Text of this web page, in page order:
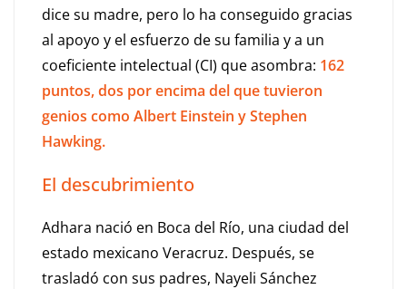
dice su madre, pero lo ha conseguido gracias
al apoyo y el esfuerzo de su familia y a un
coeficiente intelectual (CI) que asombra: 162
puntos, dos por encima del que tuvieron
genios como Albert Einstein y Stephen
Hawking.
El descubrimiento
Adhara nació en Boca del Río, una ciudad del
estado mexicano Veracruz. Después, se
trasladó con sus padres, Nayeli Sánchez